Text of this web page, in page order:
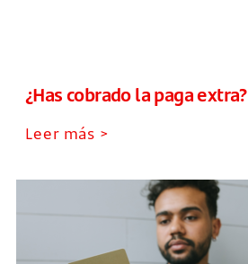
¿Has cobrado la paga extra?
Leer más >